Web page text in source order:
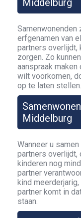
Middelburg
Samenwonenden
erfgenamen van
partners overlijdt,
zorgen. Zo
aanspraak
wilt voorkomen,
op te laten stellen.
Middelburg
Wanneer u
partners overlijdt,
kinderen nog
partner
kind
partner komt in
staan.